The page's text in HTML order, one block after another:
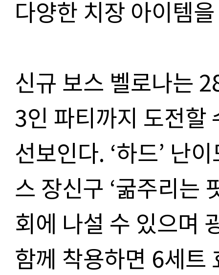
다양한 치장 아이템
신규 보스 벨로나는
3인 파티까지 도전할
선보인다. ‘하드’ 난
스 장신구 ‘굶주리는
회에 나설 수 있으며
함께 착용하면 6세트